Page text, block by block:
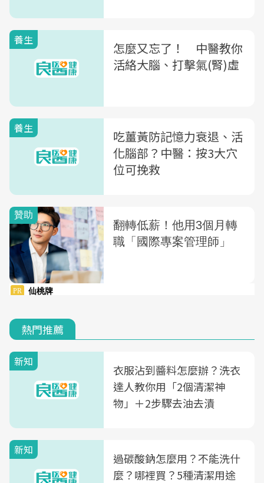
養生
怎麼又忘了！ 中醫教你
活絡大腦、打擊氣(腎)虛
養生
吃薑黃防記憶力衰退、活
化腦部？中醫：按3大穴
位可挽救
熱門推薦
新知
衣服沾到醬料怎麼辦？洗衣
達人教你用「2個清潔神
物」＋2步驟去油去漬
新知
過碳酸鈉怎麼用？不能洗什
麼？哪裡買？5種清潔用途